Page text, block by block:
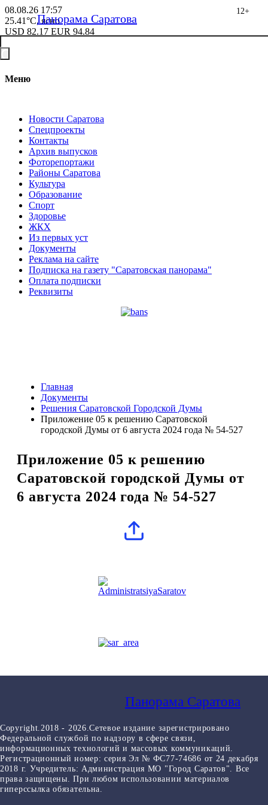
08.08.26 17:57
25.41°C, ясно
USD 82.17 EUR 94.84
Меню
Новости Саратова
Спецпроекты
Контакты
Архив выпусков
Фоторепортажи
Районы Саратова
Культура
Образование
Спорт
Здоровье
ЖКХ
Из пеpвых уст
Документы
Реклама на сайте
Подписка на газету "Саратовская панорама"
Оплата подписки
Реквизиты
Панорама Саратова
12+
Главная
Документы
Решения Саратовской Городской Думы
Приложение 05 к решению Саратовской
городской Думы от 6 августа 2024 года № 54-527
Приложение 05 к решению
Саратовской городской Думы от
6 августа 2024 года № 54-527
Панорама Саратова
Copyright.2018 - 2026.Сетевое издание зарегистрировано
Федеральной службой по надзору в сфере связи,
информационных технологий и массовых коммуникаций.
Регистрационный номер: серия Эл № ФС77-74686 от 24 декабря
2018 г. Учредитель: Администрация МО "Город Саратов". Все
права защищены. При любом использовании материалов
гиперссылка обязательна.